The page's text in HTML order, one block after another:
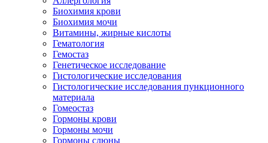
Биохимия крови
Биохимия мочи
Витамины, жирные кислоты
Гематология
Гемостаз
Генетическое исследование
Гистологические исследования
Гистологические исследования пункционного
материала
Гомеостаз
Гормоны крови
Гормоны мочи
Гормоны слюны